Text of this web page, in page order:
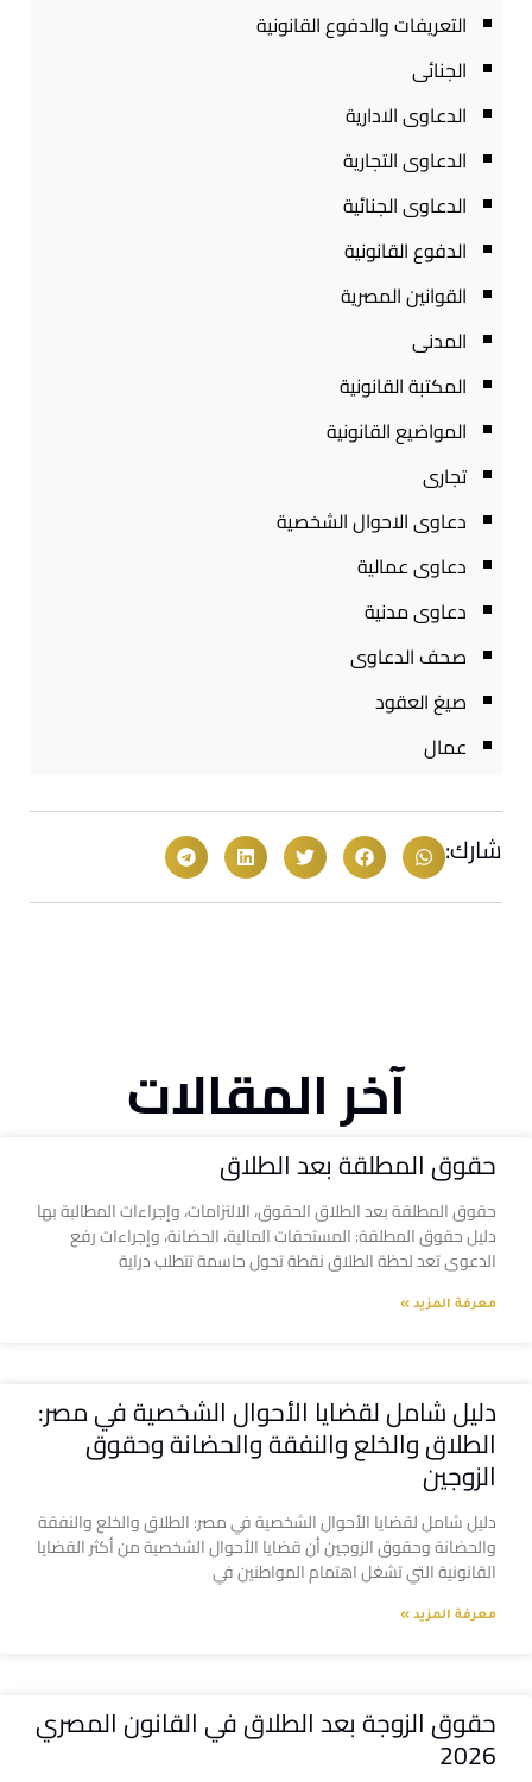
التعريفات والدفوع القانونية
الجنائى
الدعاوى الادارية
الدعاوى التجارية
الدعاوى الجنائية
الدفوع القانونية
القوانين المصرية
المدنى
المكتبة القانونية
المواضيع القانونية
تجارى
دعاوى الاحوال الشخصية
دعاوى عمالية
دعاوى مدنية
صحف الدعاوى
صيغ العقود
عمال
شارك:
آخر المقالات
حقوق المطلقة بعد الطلاق
حقوق المطلقة بعد الطلاق الحقوق، الالتزامات، وإجراءات المطالبة بها
دليل حقوق المطلقة: المستحقات المالية، الحضانة، وإجراءات رفع
الدعوى تعد لحظة الطلاق نقطة تحول حاسمة تتطلب دراية
معرفة المزيد »
دليل شامل لقضايا الأحوال الشخصية في مصر:
الطلاق والخلع والنفقة والحضانة وحقوق
الزوجين
دليل شامل لقضايا الأحوال الشخصية في مصر: الطلاق والخلع والنفقة
والحضانة وحقوق الزوجين أن قضايا الأحوال الشخصية من أكثر القضايا
القانونية التي تشغل اهتمام المواطنين في
معرفة المزيد »
حقوق الزوجة بعد الطلاق في القانون المصري
2026